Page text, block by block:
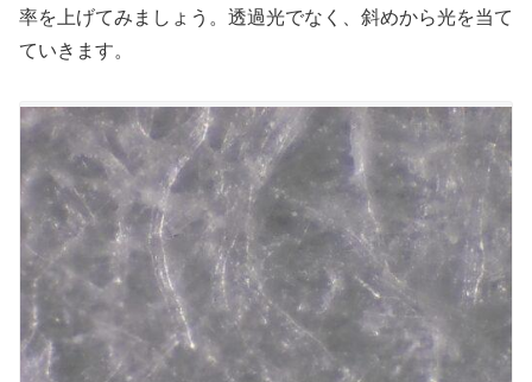
率を上げてみましょう。透過光でなく、斜めから光を当て
ていきます。